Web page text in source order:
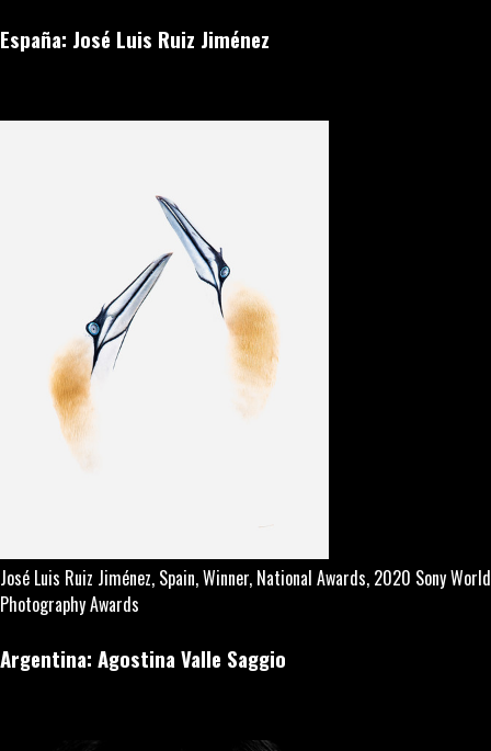
España: José Luis Ruiz Jiménez
José Luis Ruiz Jiménez, Spain, Winner, National Awards, 2020 Sony World
Photography Awards
Argentina: Agostina Valle Saggio